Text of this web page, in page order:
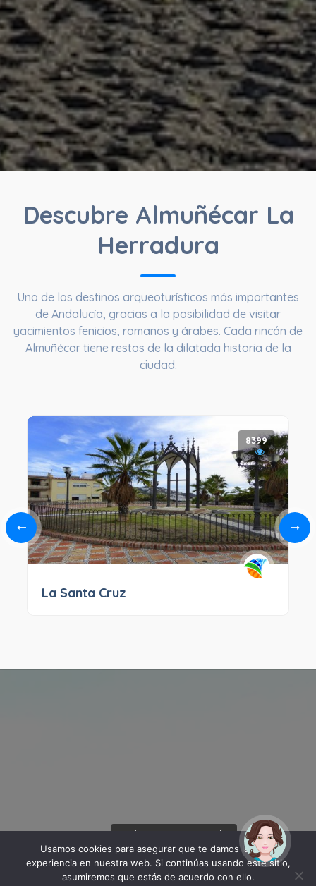
Descubre Almuñécar La
Herradura
Uno de los destinos arqueoturísticos más importantes
de Andalucía, gracias a la posibilidad de visitar
yacimientos fenicios, romanos y árabes. Cada rincón de
Almuñécar tiene restos de la dilatada historia de la
ciudad.
8399
La Santa Cruz
Usamos cookies para asegurar que te damos la mejor
experiencia en nuestra web. Si continúas usando este sitio,
asumiremos que estás de acuerdo con ello.
¡Hola! Soy Noy. ¿Puedo
ayudarte?